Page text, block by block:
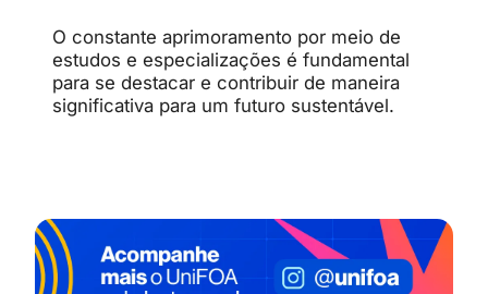
O constante aprimoramento por meio de
estudos e especializações é fundamental
para se destacar e contribuir de maneira
significativa para um futuro sustentável.